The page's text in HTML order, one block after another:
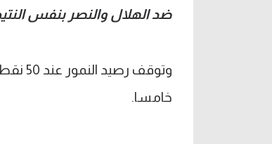
ضد الهلال والنصر بنفس
خامسا.